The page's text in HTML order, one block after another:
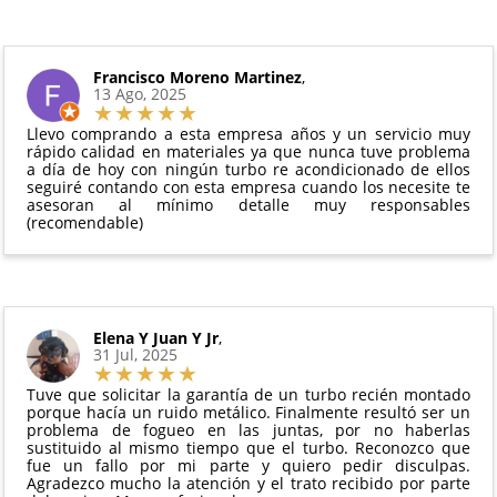
y compresores de aire acondicionado.
Todas nuestras garantías cumplen con la legislación
vigente. Consulta nuestras
para más información.
pedido.
El productono debe haber sido montado ni
manipulado
Debe devolverse en su
perfectas condiciones
Francisco Moreno Martinez,
13 Ago, 2025
Llevo comprando a esta empresa años y un servicio muy
rápido calidad en materiales ya que nunca tuve problema
a día de hoy con ningún turbo re acondicionado de ellos
seguiré contando con esta empresa cuando los necesite te
asesoran al mínimo detalle muy responsables
(recomendable)
Elena Y Juan Y Jr,
31 Jul, 2025
Tuve que solicitar la garantía de un turbo recién montado
porque hacía un ruido metálico. Finalmente resultó ser un
problema de fogueo en las juntas, por no haberlas
sustituido al mismo tiempo que el turbo. Reconozco que
fue un fallo por mi parte y quiero pedir disculpas.
Agradezco mucho la atención y el trato recibido por parte